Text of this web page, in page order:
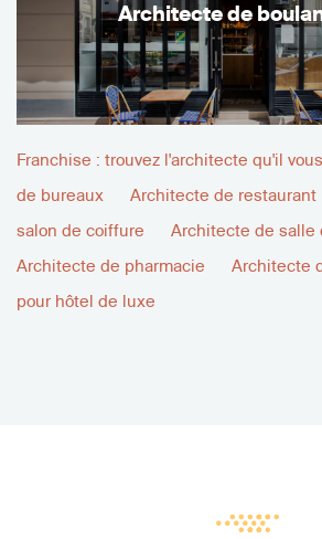
Architecte de
Franchise : trouvez l'architecte qu'il
de bureaux
Architecte de restaurant
salon de coiffure
Architecte de salle
Architecte de pharmacie
Architecte
pour hôtel de luxe